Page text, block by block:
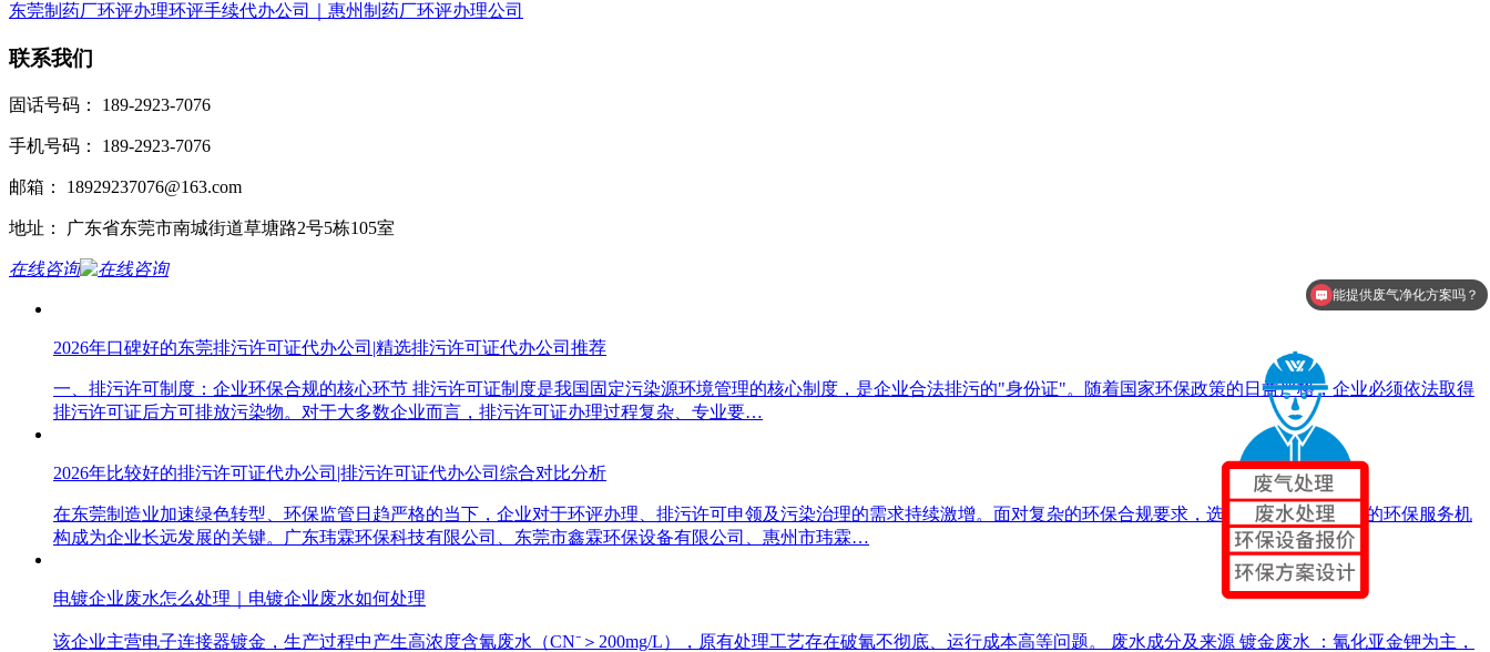
东莞制药厂环评办理环评手续代办公司｜惠州制药厂环评办理公司
联系我们
固话号码： 189-2923-7076
手机号码： 189-2923-7076
邮箱： 18929237076@163.com
地址： 广东省东莞市南城街道草塘路2号5栋105室
在线咨询
2026年口碑好的东莞排污许可证代办公司|精选排污许可证代办公司推荐
一、排污许可制度：企业环保合规的核心环节 排污许可证制度是我国固定污染源环境管理的核心制度，是企业合法排污的"身份证"。随着国家环保政策的日益严格，企业必须依法取得
排污许可证后方可排放污染物。对于大多数企业而言，排污许可证办理过程复杂、专业要…
2026年比较好的排污许可证代办公司|排污许可证代办公司综合对比分析
在东莞制造业加速绿色转型、环保监管日趋严格的当下，企业对于环评办理、排污许可申领及污染治理的需求持续激增。面对复杂的环保合规要求，选择一家专业、可靠的环保服务机
构成为企业长远发展的关键。广东玮霖环保科技有限公司、东莞市鑫霖环保设备有限公司、惠州市玮霖…
电镀企业废水怎么处理｜电镀企业废水如何处理
该企业主营电子连接器镀金，生产过程中产生高浓度含氰废水（CN⁻＞200mg/L），原有处理工艺存在破氰不彻底、运行成本高等问题。 废水成分及来源 镀金废水 ：氰化亚金钾为主，
能提供废气净化方案吗？